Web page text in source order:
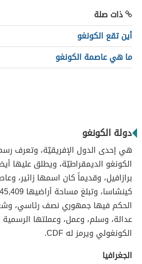
ذات صلة
أين تقع الكونغو
ما هي عاصمة الكونغو
دولة الكونغو
هي إحدى الدول الإفريقيّة، وتعرف
الكونغو الديمقراطيّة، ويطلق عليها
برازافيل، وقديماً كان اسمها زائير،
كينشاسا، وتبلغ مساحة أراضيها 2,345,409 كم
الحكم فيها جمهوري نصف رئاسي،
عدالة، وسلم، وعمل، وعملتها
الكونغولي ويرمز له CDF.
الجغرافيا